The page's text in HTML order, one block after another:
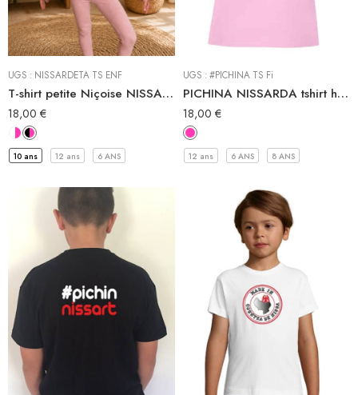
UGS : NISSARDETA TS ENF
T-shirt petite Niçoise NISSARDETA
18,00 €
10 ans 12 ans 6 ANS
UGS :#PICHINA TS Fi
PICHINA NISSARDA tshirt hashtag fille niçoise
18,00 €
12 ans 6 ANS 8 ANS
Tee-shirt
Tee-shirt Tee-shirt